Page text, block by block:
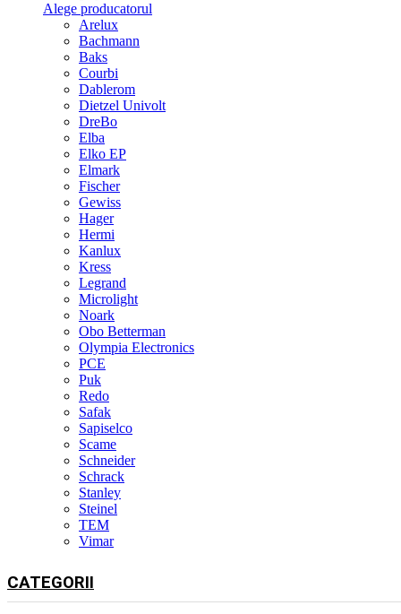
Alege producatorul
Arelux
Bachmann
Baks
Courbi
Dablerom
Dietzel Univolt
DreBo
Elba
Elko EP
Elmark
Fischer
Gewiss
Hager
Hermi
Kanlux
Kress
Legrand
Microlight
Noark
Obo Betterman
Olympia Electronics
PCE
Puk
Redo
Safak
Sapiselco
Scame
Schneider
Schrack
Stanley
Steinel
TEM
Vimar
CATEGORII